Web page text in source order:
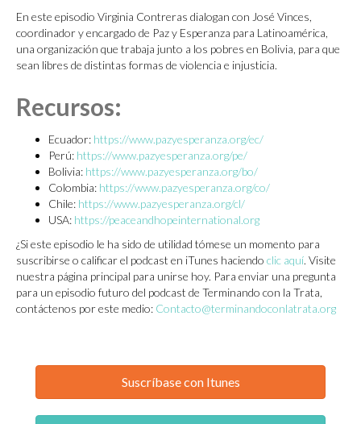
En este episodio Virginia Contreras dialogan con José Vinces,
coordinador y encargado de Paz y Esperanza para Latinoamérica,
una organización que trabaja junto a los pobres en Bolivia, para que
sean libres de distintas formas de violencia e injusticia.
Recursos:
Ecuador: https://www.pazyesperanza.org/ec/
Perú: https://www.pazyesperanza.org/pe/
Bolivia: https://www.pazyesperanza.org/bo/
Colombia: https://www.pazyesperanza.org/co/
Chile: https://www.pazyesperanza.org/cl/
USA: https://peaceandhopeinternational.org
¿Si este episodio le ha sido de utilidad tómese un momento para
suscribirse o calificar el podcast en iTunes haciendo clic aquí. Visite
nuestra página principal para unirse hoy. Para enviar una pregunta
para un episodio futuro del podcast de Terminando con la Trata,
contáctenos por este medio: Contacto@terminandoconlatrata.org
Suscríbase con Itunes